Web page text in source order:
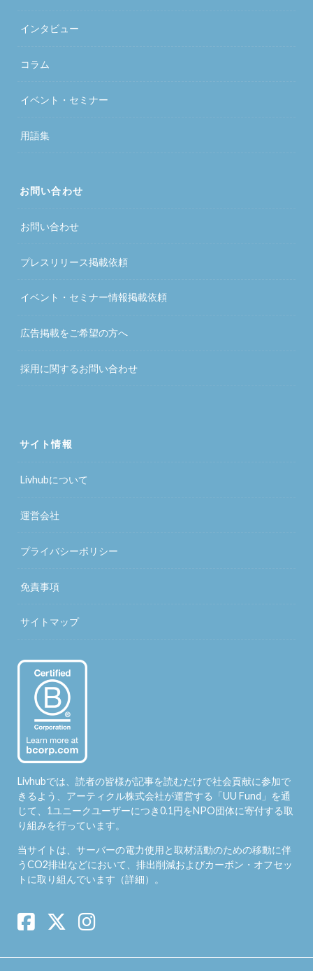
インタビュー
コラム
イベント・セミナー
用語集
お問い合わせ
お問い合わせ
プレスリリース掲載依頼
イベント・セミナー情報掲載依頼
広告掲載をご希望の方へ
採用に関するお問い合わせ
サイト情報
Livhubについて
運営会社
プライバシーポリシー
免責事項
サイトマップ
Livhubでは、読者の皆様が記事を読むだけで社会貢献に参加で
きるよう、アーティクル株式会社が運営する「UU Fund 」を通
じて、1ユニークユーザーにつき0.1円をNPO団体に寄付する取
り組みを行っています。
当サイトは、サーバーの電力使用と取材活動のための移動に伴
うCO2排出などにおいて、排出削減およびカーボン・オフセッ
トに取り組んでいます（詳細）。